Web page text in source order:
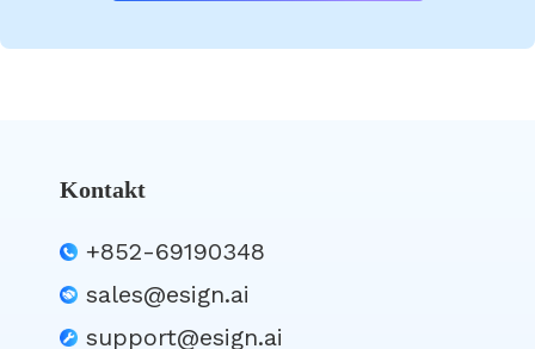
Kontakt
+852-69190348
sales@esign.ai
support@esign.ai